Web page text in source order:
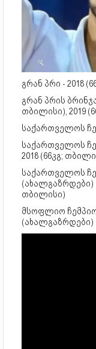
გრან პრი - 2018
გრან პრის
თბილისი), 2019
საქართველოს
საქართველოს
2018 (66კგ;
საქართველოს
(ახალგაზრდები) -
თბილისი)
მსოფლიო
(ახალგაზრდები)